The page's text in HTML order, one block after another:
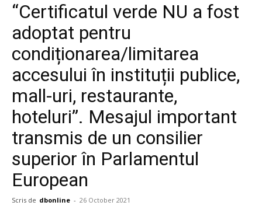
“Certificatul verde NU a fost
adoptat pentru
condiționarea/limitarea
accesului în instituții publice,
mall-uri, restaurante,
hoteluri”. Mesajul important
transmis de un consilier
superior în Parlamentul
European
Scris de dbonline - 26 October 2021